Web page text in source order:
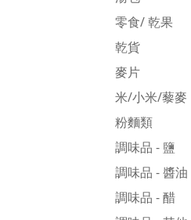
零食/ 乾果
乾貨
麥片
米/小米/藜麥
粉麵類
調味品 - 鹽
調味品 - 醬油
調味品 - 醋